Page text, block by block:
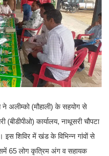
ने अलीम्को (मौहाली) के सहयोग से
कार्यालय, नाथूसरी चौपटा
इस शिविर में खंड के विभिन्न गांवों से
65 लोग कृत्रिम अंग व सहायक